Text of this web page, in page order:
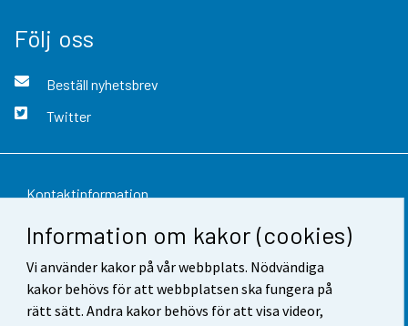
Information om kakor (cookies)
Vi använder kakor på vår webbplats. Nödvändiga
kakor behövs för att webbplatsen ska fungera på
rätt sätt. Andra kakor behövs för att visa videor,
Följ oss
Beställ nyhetsbrev
Twitter
Kontaktinformation
Respons
Användarvillkor
Dataskydd